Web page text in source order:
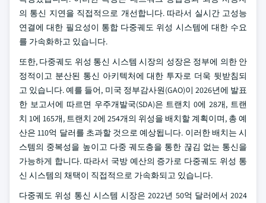
의 통신 지연을 직접적으로 개선합니다. 따라서 실시간 고성능
연결에 대한 필요성이 통합 다중궤도 위성 시스템에 대한 수요
를 가속화하고 있습니다.
또한, 다중궤도 위성 통신 시스템 시장의 성장은 정부에 의한 안
정적이고 분산된 통신 아키텍처에 대한 투자로 더욱 뒷받침되
고 있습니다. 예를 들어, 미국 정부감사원(GAO)이 2026년에 발표
한 보고서에 따르면 우주개발국(SDA)은 트랜치 0에 28개, 트랜
치 1에 165개, 트랜치 2에 254개의 위성을 배치할 계획이며, 총 예
산은 110억 달러를 초과할 것으로 예상됩니다. 이러한 배치는 시
스템의 중복성을 높이고 다중 궤도층을 통한 끊김 없는 통신을
가능하게 합니다. 따라서 국방 예산의 증가로 다중궤도 위성 통
신 시스템의 채택이 직접적으로 가속화되고 있습니다.
다중궤도 위성 통신 시스템 시장은 2022년 50억 달러에서 2024